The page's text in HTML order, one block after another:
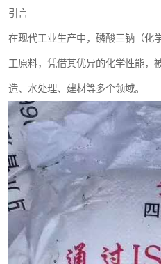
引言
在现代工业生产中，磷酸三钠（化
工原料，凭借其优异的化学性能，
造、水处理、建材等多个领域。
氯酸钠
磷酸氢二钾
保险粉
过硫酸钠
尿素
聚合硫酸铁
大苏打